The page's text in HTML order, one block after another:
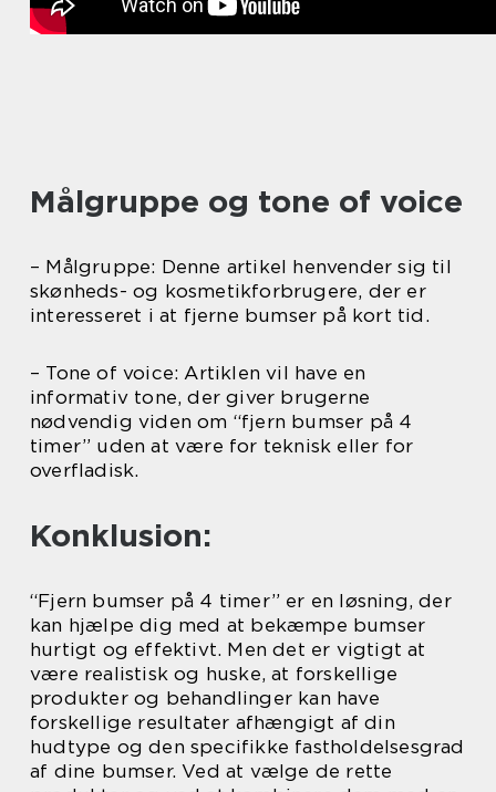
Målgruppe og tone of voice
– Målgruppe: Denne artikel henvender sig til
skønheds- og kosmetikforbrugere, der er
interesseret i at fjerne bumser på kort tid.
– Tone of voice: Artiklen vil have en
informativ tone, der giver brugerne
nødvendig viden om “fjern bumser på 4
timer” uden at være for teknisk eller for
overfladisk.
Konklusion:
“Fjern bumser på 4 timer” er en løsning, der
kan hjælpe dig med at bekæmpe bumser
hurtigt og effektivt. Men det er vigtigt at
være realistisk og huske, at forskellige
produkter og behandlinger kan have
forskellige resultater afhængigt af din
hudtype og den specifikke fastholdelsesgrad
af dine bumser. Ved at vælge de rette